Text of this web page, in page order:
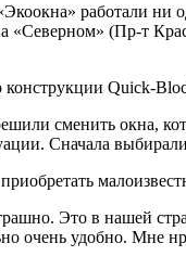
работали ни
«Северном» (Пр-т
Quick-
сменить окна,
Сначала
Это в нашей
очень удобно. Мне